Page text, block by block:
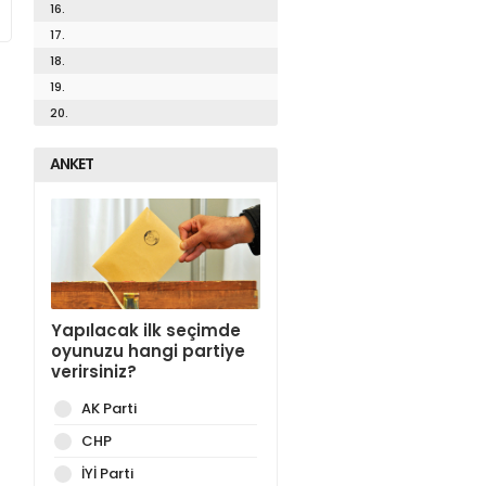
16.
17.
18.
19.
20.
ANKET
Yapılacak ilk seçimde
oyunuzu hangi partiye
verirsiniz?
AK Parti
CHP
İYİ Parti